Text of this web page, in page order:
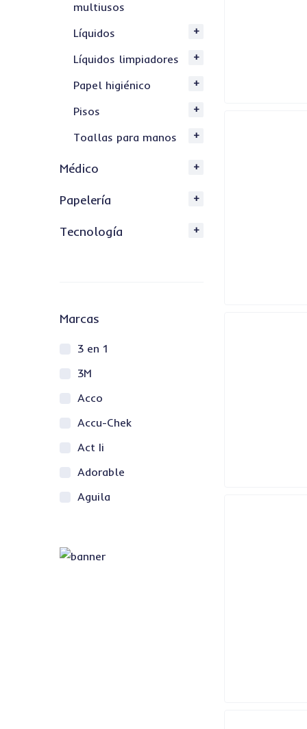
multiusos
Líquidos
Líquidos limpiadores
Papel higiénico
Pisos
Toallas para manos
Médico
Papelería
Tecnología
Marcas
3 en 1
3M
Acco
Accu-Chek
Act Ii
Adorable
Aguila